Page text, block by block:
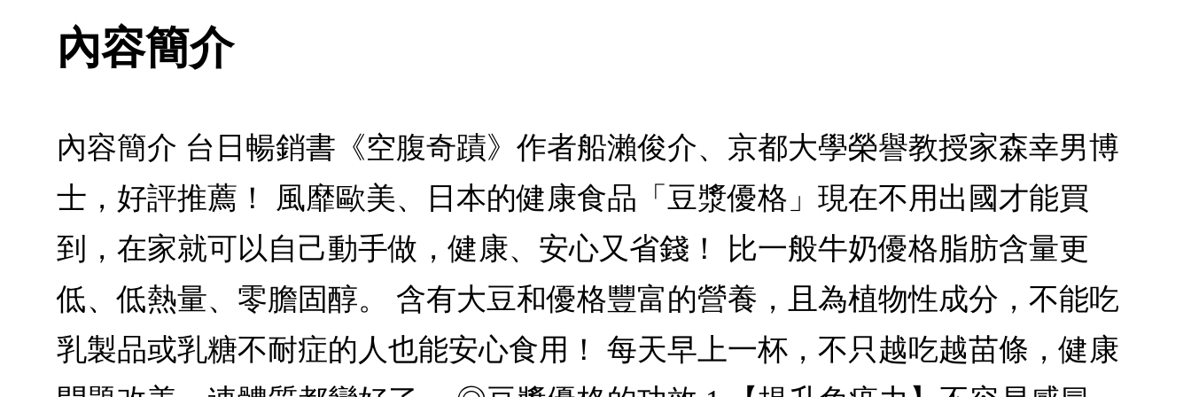
內容簡介
內容簡介 台日暢銷書《空腹奇蹟》作者船瀨俊介、京都大學榮譽教授家森幸男博
士，好評推薦！ 風靡歐美、日本的健康食品「豆漿優格」現在不用出國才能買
到，在家就可以自己動手做，健康、安心又省錢！ 比一般牛奶優格脂肪含量更
低、低熱量、零膽固醇。 含有大豆和優格豐富的營養，且為植物性成分，不能吃
乳製品或乳糖不耐症的人也能安心食用！ 每天早上一杯，不只越吃越苗條，健康